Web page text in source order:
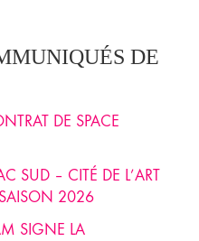
DE
DE SPACE
SUD – CITÉ DE L’ART
2026
SIGNE LA